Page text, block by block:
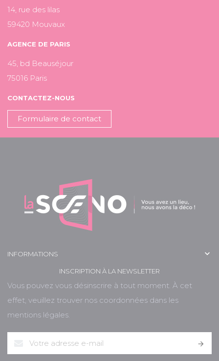
14, rue des lilas
59420 Mouvaux
AGENCE DE PARIS
45, bd Beauséjour
75016 Paris
CONTACTEZ-NOUS
Formulaire de contact
INFORMATIONS 
INSCRIPTION À LA NEWSLETTER
Vous pouvez vous désinscrire à tout moment. À cet
effet, veuillez trouver nos coordonnées dans les
mentions légales.
